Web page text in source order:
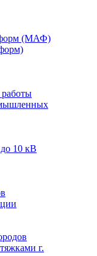
форм (МАФ)
10 кВ
г.